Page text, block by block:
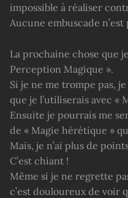
impossible à réaliser
Aucune embuscade n’est
La prochaine chose que
Perception Magique ».
Si je ne me trompe pas,
que je l’utiliserais avec «
Ensuite je pourrais me
de « Magie hérétique »
Mais, je n’ai plus de
C’est chiant !
Même si je ne regrette
c’est douloureux de voir